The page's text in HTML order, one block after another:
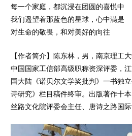
每一个家庭，都沉浸在团圆的喜悦中
我们遥望着那蓝色的星球，心中满是
对生命的敬畏，和对美好的向往
【作者简介】陈东林，男，南京理工
中国国家工信部高级职称资深评委，
国大陆《诺贝尔文学奖批判》一书独
诗研究》栏目稿件终审。出版著作十
丝路文化院评委会主任、唐诗之路国际